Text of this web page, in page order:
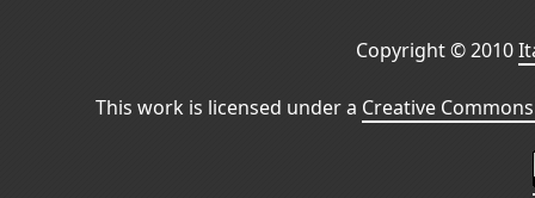
Copyright © 2010
This work is licensed under a Creative